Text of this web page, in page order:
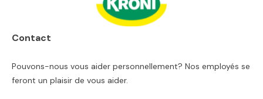
Contact
Pouvons-nous vous aider personnellement? Nos employés se
feront un plaisir de vous aider.